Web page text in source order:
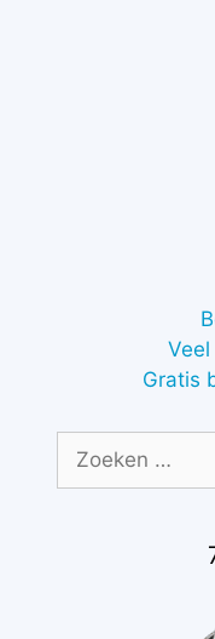
Gratis
naar: